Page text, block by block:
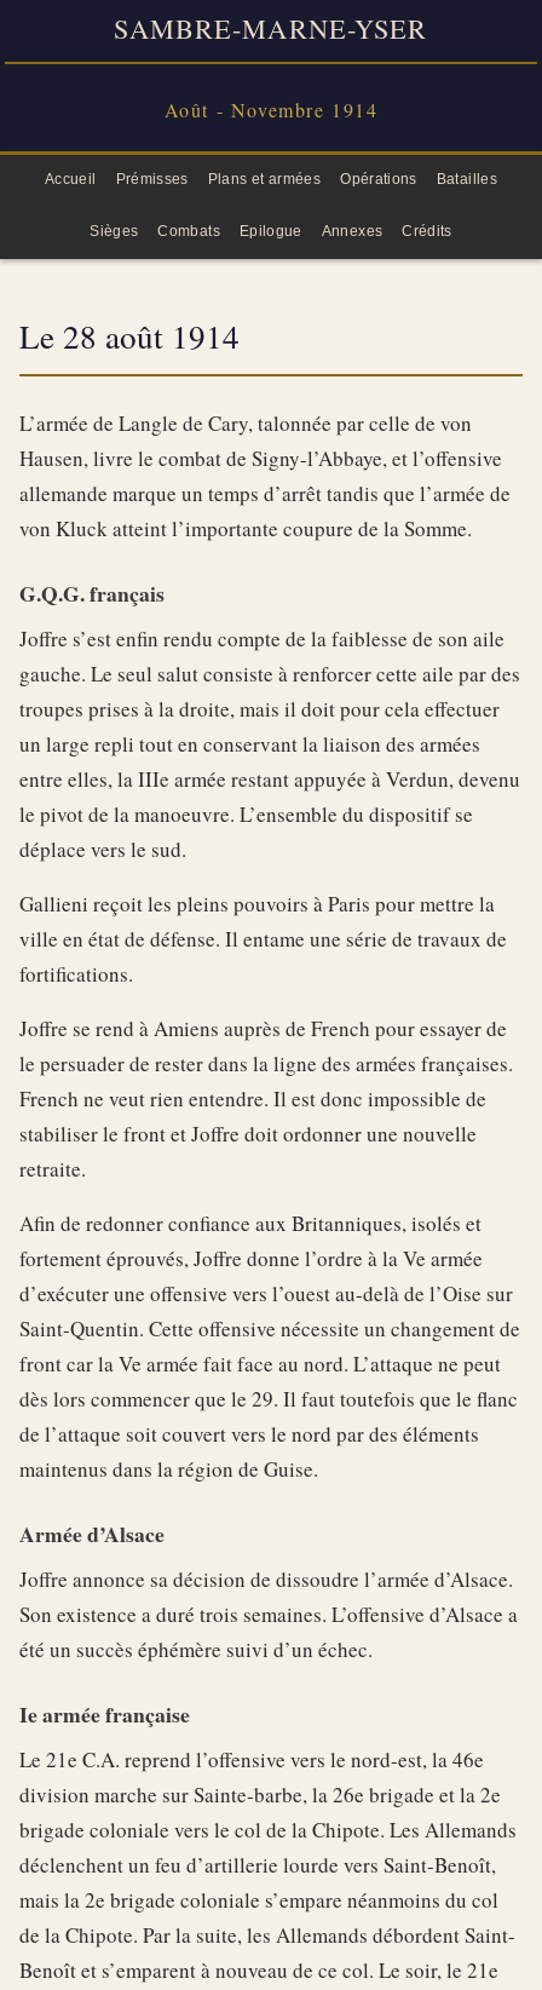
SAMBRE-MARNE-YSER
Août - Novembre 1914
Accueil Prémisses Plans et armées Opérations Batailles
Sièges Combats Epilogue Annexes Crédits
Le 28 août 1914
L’armée de Langle de Cary, talonnée par celle de von
Hausen, livre le combat de Signy-l’Abbaye, et l’offensive
allemande marque un temps d’arrêt tandis que l’armée de
von Kluck atteint l’importante coupure de la Somme.
G.Q.G. français
Joffre s’est enfin rendu compte de la faiblesse de son aile
gauche. Le seul salut consiste à renforcer cette aile par des
troupes prises à la droite, mais il doit pour cela effectuer
un large repli tout en conservant la liaison des armées
entre elles, la IIIe armée restant appuyée à Verdun, devenu
le pivot de la manoeuvre. L’ensemble du dispositif se
déplace vers le sud.
Gallieni reçoit les pleins pouvoirs à Paris pour mettre la
ville en état de défense. Il entame une série de travaux de
fortifications.
Joffre se rend à Amiens auprès de French pour essayer de
le persuader de rester dans la ligne des armées françaises.
French ne veut rien entendre. Il est donc impossible de
stabiliser le front et Joffre doit ordonner une nouvelle
retraite.
Afin de redonner confiance aux Britanniques, isolés et
fortement éprouvés, Joffre donne l’ordre à la Ve armée
d’exécuter une offensive vers l’ouest au-delà de l’Oise sur
Saint-Quentin. Cette offensive nécessite un changement de
front car la Ve armée fait face au nord. L’attaque ne peut
dès lors commencer que le 29. Il faut toutefois que le flanc
de l’attaque soit couvert vers le nord par des éléments
maintenus dans la région de Guise.
Armée d’Alsace
Joffre annonce sa décision de dissoudre l’armée d’Alsace.
Son existence a duré trois semaines. L’offensive d’Alsace a
été un succès éphémère suivi d’un échec.
Ie armée française
Le 21e C.A. reprend l’offensive vers le nord-est, la 46e
division marche sur Sainte-barbe, la 26e brigade et la 2e
brigade coloniale vers le col de la Chipote. Les Allemands
déclenchent un feu d’artillerie lourde vers Saint-Benoît,
mais la 2e brigade coloniale s’empare néanmoins du col
de la Chipote. Par la suite, les Allemands débordent Saint-
Benoît et s’emparent à nouveau de ce col. Le soir, le 21e